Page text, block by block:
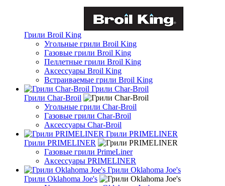
Грили Broil King
Угольные грили Broil King
Газовые грили Broil King
Пеллетные грили Broil King
Аксессуары Broil King
Встраиваемые грили Broil King
Грили Char-Broil
Грили Char-Broil
Угольные грили Char-Broil
Газовые грили Char-Broil
Аксессуары Char-Broil
Грили PRIMELINER
Грили PRIMELINER
Газовые грили PrimeLiner
Аксессуары PRIMELINER
Грили Oklahoma Joe's
Грили Oklahoma Joe's